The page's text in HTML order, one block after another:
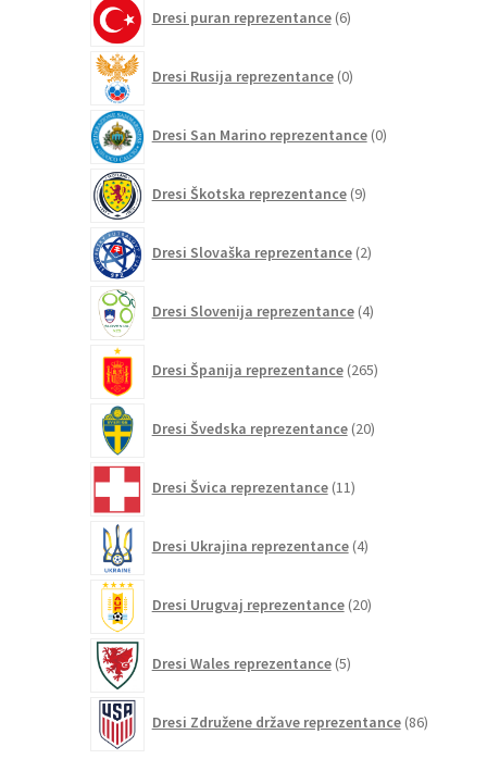
Dresi puran reprezentance 6izdelkov
Dresi Rusija reprezentance 0izdelkov
Dresi San Marino reprezentance 0izdelkov
Dresi Škotska reprezentance 9izdelkov
Dresi Slovaška reprezentance 2izdelka
Dresi Slovenija reprezentance 4izdelki
Dresi Španija reprezentance 265izdelkov
Dresi Švedska reprezentance 20izdelkov
Dresi Švica reprezentance 11izdelkov
Dresi Ukrajina reprezentance 4izdelki
Dresi Urugvaj reprezentance 20izdelkov
Dresi Wales reprezentance 5izdelkov
Dresi Združene države reprezentance 86izdelkov